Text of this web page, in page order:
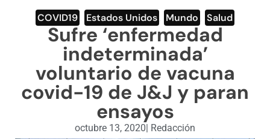
ENGLISH SECTION
VIDEOS
COVID19 Estados Unidos Mundo Salud
Sufre ‘enfermedad
indeterminada’
voluntario de vacuna
covid-19 de J&J y paran
ensayos
octubre 13, 2020| Redacción